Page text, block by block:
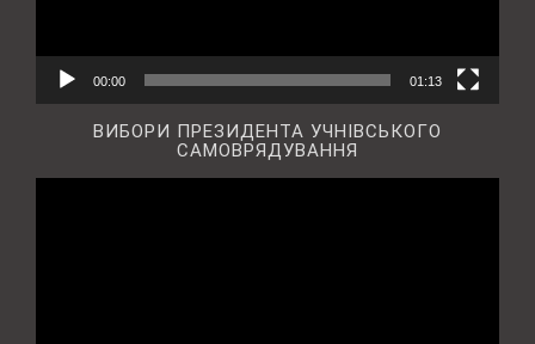
00:00 01:13
ВИБОРИ ПРЕЗИДЕНТА УЧНІВСЬКОГО
САМОВРЯДУВАННЯ